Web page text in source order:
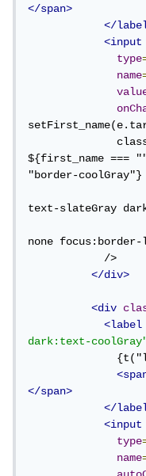
</span>
</
<input
type
name
              className={`w-full p-2 border
${first_name ===
"border-
bg-white dark:bg-
text-slateGray
rounded-lg
none
            />
</div>
<div
<label
dark:text-
              {t("last_name")}
</span>
</
<input
type
name